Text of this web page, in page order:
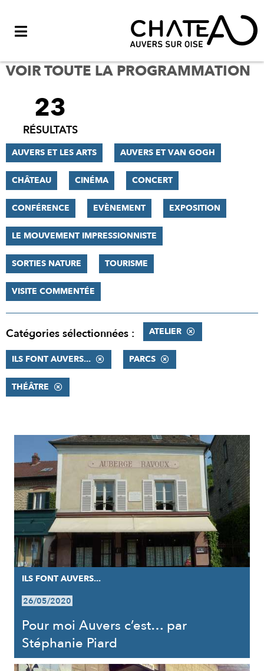
VOIR TOUTE LA PROGRAMMATION
FILTRER
RÉSULTATS
23
RÉSULTATS
AUVERS ET LES ARTS AUVERS ET VAN GOGH
CHÂTEAU CINÉMA CONCERT
CONFÉRENCE EVÈNEMENT EXPOSITION
LE MOUVEMENT IMPRESSIONNISTE
SORTIES NATURE TOURISME
VISITE COMMENTÉE
Catégories sélectionnées : ATELIER
ILS FONT AUVERS... PARCS
THÉÂTRE
RÉSULTATS
ILS FONT AUVERS...
26/05/2020
Pour moi Auvers c’est… par
Stéphanie Piard